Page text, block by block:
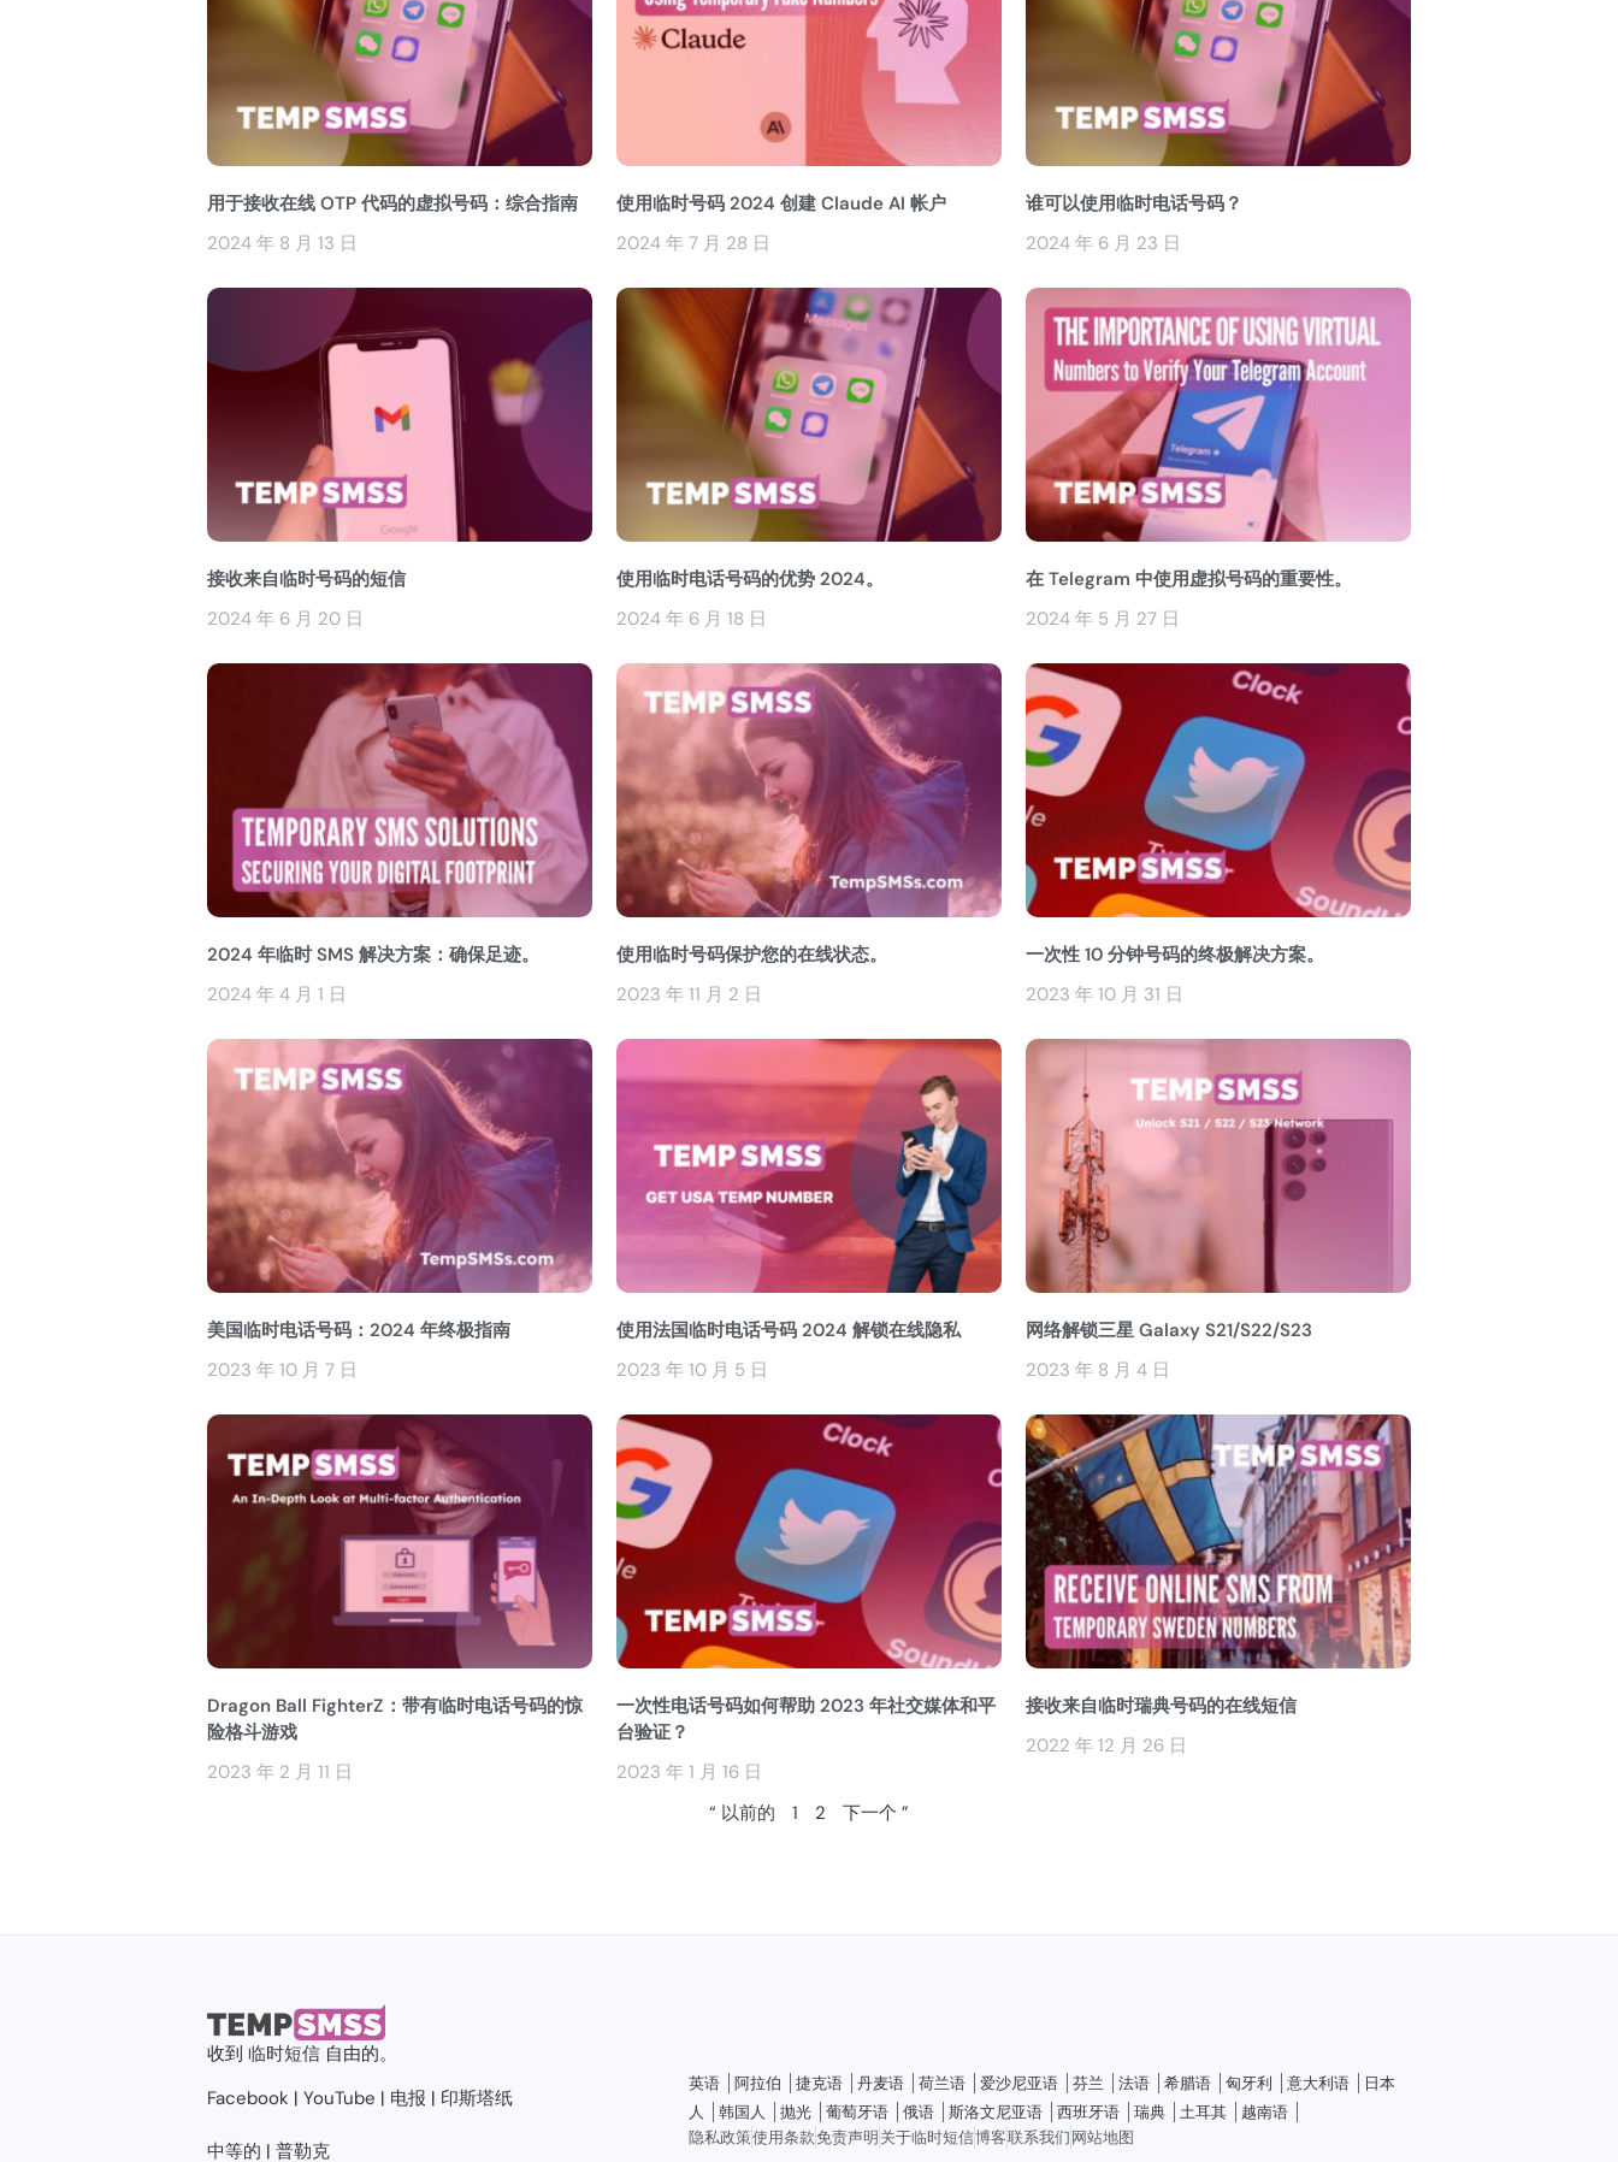
用于接收在线 OTP 代码的虚拟号码：综合指南
2024 年 8 月 13 日
使用临时号码 2024 创建 Claude AI 帐户
2024 年 7 月 28 日
谁可以使用临时电话号码？
2024 年 6 月 23 日
接收来自临时号码的短信
2024 年 6 月 20 日
使用临时电话号码的优势 2024。
2024 年 6 月 18 日
在 Telegram 中使用虚拟号码的重要性。
2024 年 5 月 27 日
2024 年临时 SMS 解决方案：确保足迹。
2024 年 4 月 1 日
使用临时号码保护您的在线状态。
2023 年 11 月 2 日
一次性 10 分钟号码的终极解决方案。
2023 年 10 月 31 日
美国临时电话号码：2024 年终极指南
2023 年 10 月 7 日
使用法国临时电话号码 2024 解锁在线隐私
2023 年 10 月 5 日
网络解锁三星 Galaxy S21/S22/S23
2023 年 8 月 4 日
Dragon Ball FighterZ：带有临时电话号码的惊
险格斗游戏
2023 年 2 月 11 日
一次性电话号码如何帮助 2023 年社交媒体和平
台验证？
2023 年 1 月 16 日
接收来自临时瑞典号码的在线短信
2022 年 12 月 26 日
“ 以前的 1 2 下一个 ”
收到 临时短信 自由的。
Facebook | YouTube | 电报 | 印斯塔纸
中等的 | 普勒克
英语 阿拉伯 捷克语 丹麦语 荷兰语 爱沙尼亚语 芬兰 法语 希腊语 匈牙利 意大利语
日本
人
韩国人 抛光 葡萄牙语 俄语 斯洛文尼亚语 西班牙语 瑞典 土耳其
越南语
隐私政策使用条款免责声明关于临时短信博客联系我们网站地图